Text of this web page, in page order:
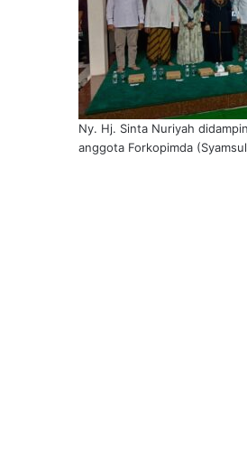
Ny. Hj. Sinta Nuriyah
anggota Forkopimda